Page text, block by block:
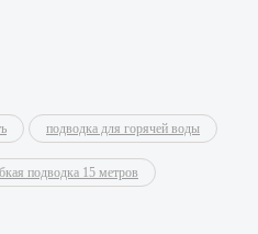
подводка для горячей воды
подводка 15 метров